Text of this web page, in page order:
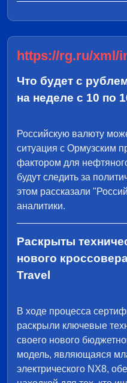
https://rg.ru/xml/
Что будет с
на неделе с 10 по
Российскую валюту
ситуация с Ормузским
фактором для
будут следить за
этом рассказали
аналитики.
Раскрыты
нового
Travel
В ходе процесса
раскрыли ключевые
своего нового
модель, являющаяся
электрического NX8,